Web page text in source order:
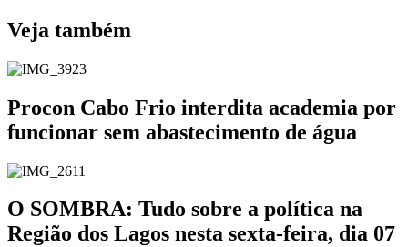
Veja também
Procon Cabo Frio interdita academia por
funcionar sem abastecimento de água
O SOMBRA: Tudo sobre a política na
Região dos Lagos nesta sexta-feira, dia 07